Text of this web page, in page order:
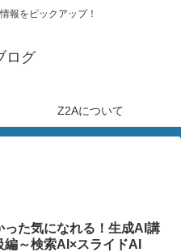
報をピックアップ！
ログ
Z2Aについて
った気になれる！生成AI講
編～検索AI×スライドAI